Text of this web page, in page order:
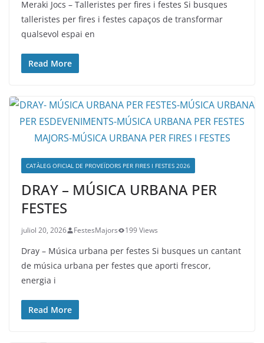
Meraki Jocs – Talleristes per fires i festes Si busques
talleristes per fires i festes capaços de transformar
qualsevol espai en
Read More
CATÀLEG OFICIAL DE PROVEÏDORS PER FIRES I FESTES 2026
DRAY – MÚSICA URBANA PER
FESTES
juliol 20, 2026 FestesMajors 199 Views
Dray – Música urbana per festes Si busques un cantant
de música urbana per festes que aporti frescor,
energia i
Read More